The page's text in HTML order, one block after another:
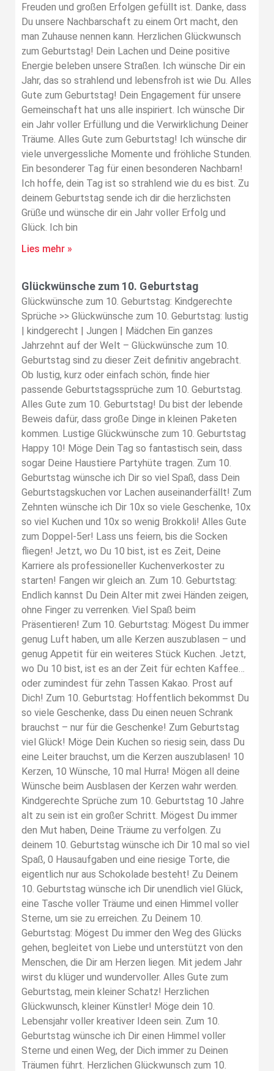
Freuden und großen Erfolgen gefüllt ist. Danke, dass
Du unsere Nachbarschaft zu einem Ort macht, den
man Zuhause nennen kann. Herzlichen Glückwunsch
zum Geburtstag! Dein Lachen und Deine positive
Energie beleben unsere Straßen. Ich wünsche Dir ein
Jahr, das so strahlend und lebensfroh ist wie Du. Alles
Gute zum Geburtstag! Dein Engagement für unsere
Gemeinschaft hat uns alle inspiriert. Ich wünsche Dir
ein Jahr voller Erfüllung und die Verwirklichung Deiner
Träume. Alles Gute zum Geburtstag! Ich wünsche dir
viele unvergessliche Momente und fröhliche Stunden.
Ein besonderer Tag für einen besonderen Nachbarn!
Ich hoffe, dein Tag ist so strahlend wie du es bist. Zu
deinem Geburtstag sende ich dir die herzlichsten
Grüße und wünsche dir ein Jahr voller Erfolg und
Glück. Ich bin
Lies mehr »
Glückwünsche zum 10. Geburtstag
Glückwünsche zum 10. Geburtstag: Kindgerechte
Sprüche >> Glückwünsche zum 10. Geburtstag: lustig
| kindgerecht | Jungen | Mädchen Ein ganzes
Jahrzehnt auf der Welt – Glückwünsche zum 10.
Geburtstag sind zu dieser Zeit definitiv angebracht.
Ob lustig, kurz oder einfach schön, finde hier
passende Geburtstagssprüche zum 10. Geburtstag.
Alles Gute zum 10. Geburtstag! Du bist der lebende
Beweis dafür, dass große Dinge in kleinen Paketen
kommen. Lustige Glückwünsche zum 10. Geburtstag
Happy 10! Möge Dein Tag so fantastisch sein, dass
sogar Deine Haustiere Partyhüte tragen. Zum 10.
Geburtstag wünsche ich Dir so viel Spaß, dass Dein
Geburtstagskuchen vor Lachen auseinanderfällt! Zum
Zehnten wünsche ich Dir 10x so viele Geschenke, 10x
so viel Kuchen und 10x so wenig Brokkoli! Alles Gute
zum Doppel-5er! Lass uns feiern, bis die Socken
fliegen! Jetzt, wo Du 10 bist, ist es Zeit, Deine
Karriere als professioneller Kuchenverkoster zu
starten! Fangen wir gleich an. Zum 10. Geburtstag:
Endlich kannst Du Dein Alter mit zwei Händen zeigen,
ohne Finger zu verrenken. Viel Spaß beim
Präsentieren! Zum 10. Geburtstag: Mögest Du immer
genug Luft haben, um alle Kerzen auszublasen – und
genug Appetit für ein weiteres Stück Kuchen. Jetzt,
wo Du 10 bist, ist es an der Zeit für echten Kaffee…
oder zumindest für zehn Tassen Kakao. Prost auf
Dich! Zum 10. Geburtstag: Hoffentlich bekommst Du
so viele Geschenke, dass Du einen neuen Schrank
brauchst – nur für die Geschenke! Zum Geburtstag
viel Glück! Möge Dein Kuchen so riesig sein, dass Du
eine Leiter brauchst, um die Kerzen auszublasen! 10
Kerzen, 10 Wünsche, 10 mal Hurra! Mögen all deine
Wünsche beim Ausblasen der Kerzen wahr werden.
Kindgerechte Sprüche zum 10. Geburtstag 10 Jahre
alt zu sein ist ein großer Schritt. Mögest Du immer
den Mut haben, Deine Träume zu verfolgen. Zu
deinem 10. Geburtstag wünsche ich Dir 10 mal so viel
Spaß, 0 Hausaufgaben und eine riesige Torte, die
eigentlich nur aus Schokolade besteht! Zu Deinem
10. Geburtstag wünsche ich Dir unendlich viel Glück,
eine Tasche voller Träume und einen Himmel voller
Sterne, um sie zu erreichen. Zu Deinem 10.
Geburtstag: Mögest Du immer den Weg des Glücks
gehen, begleitet von Liebe und unterstützt von den
Menschen, die Dir am Herzen liegen. Mit jedem Jahr
wirst du klüger und wundervoller. Alles Gute zum
Geburtstag, mein kleiner Schatz! Herzlichen
Glückwunsch, kleiner Künstler! Möge dein 10.
Lebensjahr voller kreativer Ideen sein. Zum 10.
Geburtstag wünsche ich Dir einen Himmel voller
Sterne und einen Weg, der Dich immer zu Deinen
Träumen führt. Herzlichen Glückwunsch zum 10.